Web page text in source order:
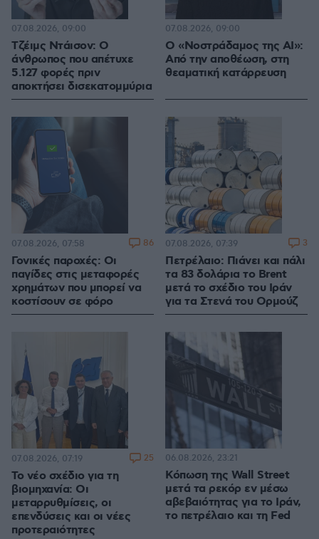
Τζέιμς Ντάισον: Ο
άνθρωπος που απέτυχε
5.127 φορές πριν
αποκτήσει δισεκατομμύρια
07.08.2026, 09:00
Ο «Νοστράδαμος της AI»:
Από την αποθέωση, στη
θεαματική κατάρρευση
07.08.2026, 09:00
Γονικές παροχές: Οι
παγίδες στις μεταφορές
χρημάτων που μπορεί να
κοστίσουν σε φόρο
07.08.2026, 07:58 86
Πετρέλαιο: Πιάνει και πάλι
τα 83 δολάρια το Brent
μετά το σχέδιο του Ιράν
για τα Στενά του Ορμούζ
07.08.2026, 07:39 3
Το νέο σχέδιο για τη
βιομηχανία: Οι
μεταρρυθμίσεις, οι
επενδύσεις και οι νέες
προτεραιότητες
07.08.2026, 07:19 25
Κόπωση της Wall Street
μετά τα ρεκόρ εν μέσω
αβεβαιότητας για το Ιράν,
το πετρέλαιο και τη Fed
06.08.2026, 23:21